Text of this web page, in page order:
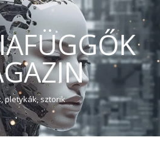
pletykák, sztorik